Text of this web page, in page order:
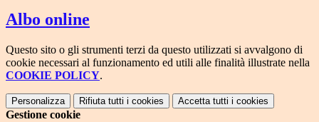
Albo online
Questo sito o gli strumenti terzi da questo utilizzati si avvalgono di
cookie necessari al funzionamento ed utili alle finalità illustrate nella
COOKIE POLICY.
Personalizza Rifiuta tutti i cookies Accetta tutti i cookies
Gestione cookie